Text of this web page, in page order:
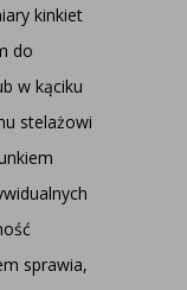
kinkiet
do
w kąciku
stelażowi
sprawia,